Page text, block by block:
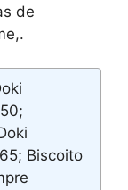
de
Biscoito